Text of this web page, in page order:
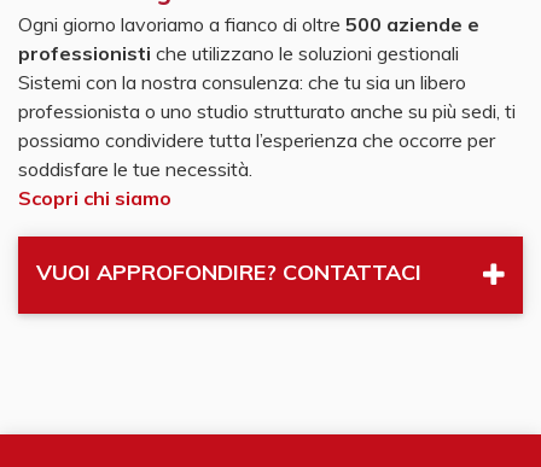
Ogni giorno lavoriamo a fianco di oltre 500 aziende e
professionisti che utilizzano le soluzioni gestionali
Sistemi con la nostra consulenza: che tu sia un libero
professionista o uno studio strutturato anche su più sedi, ti
possiamo condividere tutta l’esperienza che occorre per
soddisfare le tue necessità.
Scopri chi siamo
VUOI APPROFONDIRE? CONTATTACI